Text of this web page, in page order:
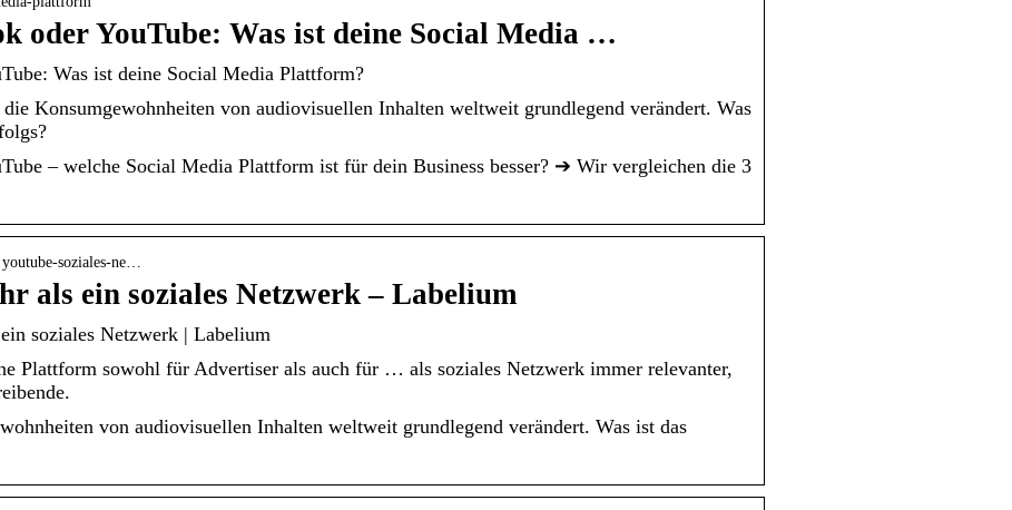
oder YouTube: Was ist deine Social Media …
Was ist deine Social Media Plattform?
Konsumgewohnheiten von audiovisuellen Inhalten weltweit grundlegend verändert. Was
– welche Social Media Plattform ist für dein Business besser? ➔ Wir vergleichen die 3
soziales-ne…
als ein soziales Netzwerk – Labelium
soziales Netzwerk | Labelium
Plattform sowohl für Advertiser als auch für … als soziales Netzwerk immer relevanter,
von audiovisuellen Inhalten weltweit grundlegend verändert. Was ist das